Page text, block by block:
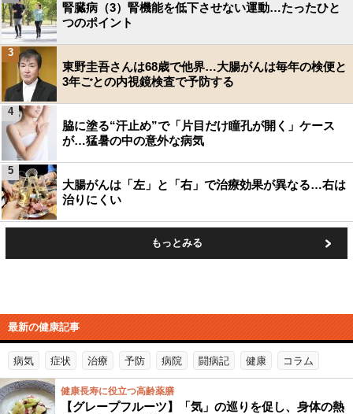
腎臓病（3）腎機能を低下させない運動…たったひと
つのポイント
東野圭吾さんは68歳で他界…大腸がんは毎年の検便と
3年ごとの内視鏡検査で予防する
3
脇に塗る“汗止め”で「片目だけ瞳孔が開く」ケース
が…猛暑の中の意外な病気
4
大腸がんは「左」と「右」で治療効果が異なる…右は
治りにくい
5
もっとみる
最新の健康記事
病気 症状 治療 予防 病院 闘病記 健康 コラム
健康長寿に役立つ高齢薬膳
【グレープフルーツ】「気」の巡りを促し、身体の熱